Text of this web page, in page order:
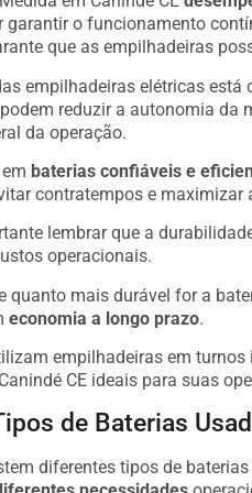
garantir o funcionamento
que as empilhadeiras
empilhadeiras elétricas
reduzir a autonomia da
da operação.
baterias confiáveis e
contratempos e
lembrar que a
operacionais.
quanto mais durável for a
economia a longo prazo.
empilhadeiras em
CE ideais para suas
de Baterias
diferentes tipos de